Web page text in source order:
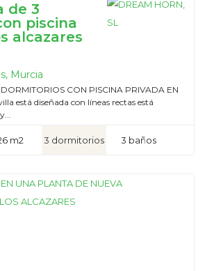
de 3
piscina
alcazares
Murcia
CON PISCINA PRIVADA EN
está diseñada con líneas rectas está
m2 3 dormitorios 3 baños